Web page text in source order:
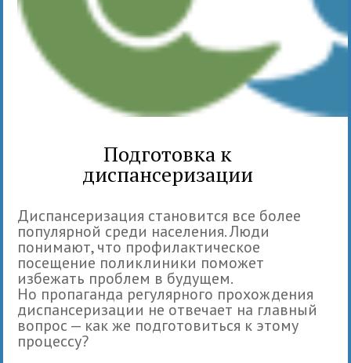
Подготовка к
диспансеризации
Диспансеризация становится все более
популярной среди населения. Люди
понимают, что профилактическое
посещение поликлиники поможет
избежать проблем в будущем.
Но пропаганда регулярного прохождения
диспансеризации не отвечает на главный
вопрос — как же подготовиться к этому
процессу?